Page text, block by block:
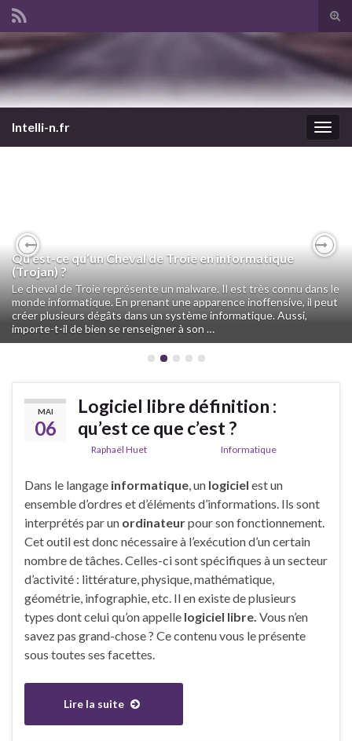
Search for:
Intelli-n.fr
Qu’est-ce qu’un Cheval de Troie en informatique
(Trojan) ?
Le cheval de Troie représente un malware. Il est très connu dans le
monde informatique. En prenant une apparence inoffensive, il peut
créer plusieurs dégâts dans un système informatique. Aussi,
importe-t-il de bien se renseigner à son …
Previous
MAI
06
Logiciel libre définition :
qu’est ce que c’est ?
Raphaël Huet Informatique
Dans le langage informatique , un logiciel est un
ensemble d’ordres et d’éléments d’informations. Ils sont
interprétés par un ordinateurpour son fonctionnement.
Cet outil est donc nécessaire à l’exécution d’un certain
nombre de tâches. Celles-ci sont spécifiques à un secteur
d’activité : littérature, physique, mathématique,
géométrie, infographie, etc. Il en existe de plusieurs
types dont celui qu’on appelle logiciel libre. Vous n’en
savez pas grand-chose ? Ce contenu vous le présente
sous toutes ses facettes.
Lire la suite